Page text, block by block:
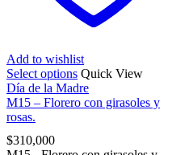
Add to wishlist
Select options Quick View
Día de la Madre
M15 – Florero con girasoles y
rosas.
$310,000